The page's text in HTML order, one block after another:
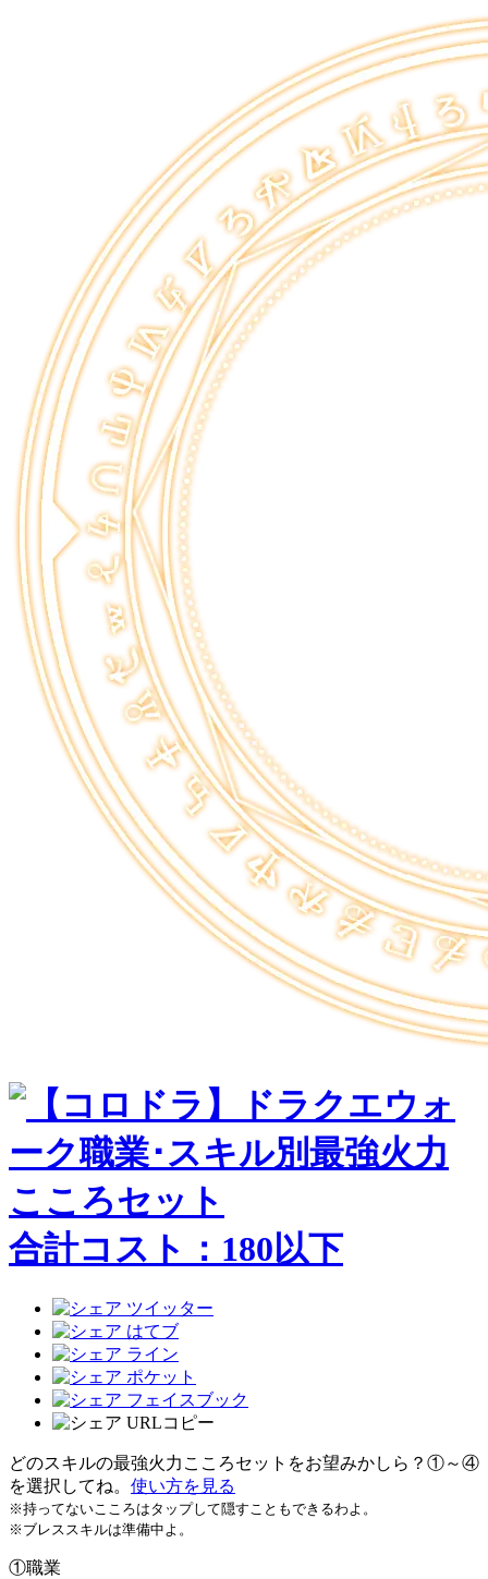
合計コスト： 180以下
どのスキルの最強火力こころセットをお望みかしら？①～④
を選択してね。 使い方を見る
※持ってないこころはタップして隠すこともできるわよ。
※ブレススキルは準備中よ。
①職業